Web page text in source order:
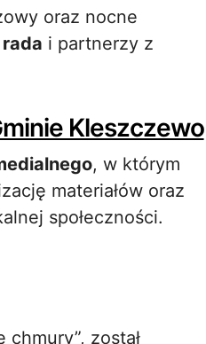
oraz nocne
rada i partnerzy z
Kleszczewo
, w którym
materiałów oraz
społeczności.
został